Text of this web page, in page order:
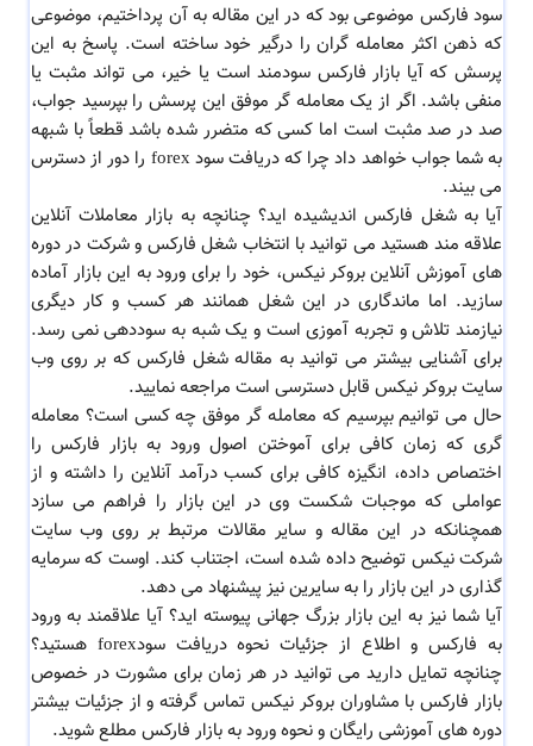
سود فارکس موضوعی بود که در این مقاله به آن پرداختیم، موضوعی
که ذهن اکثر معامله گران را درگیر خود ساخته است. پاسخ به این
پرسش که آیا بازار فارکس سودمند است یا خیر، می تواند مثبت یا
منفی باشد. اگر از یک معامله گر موفق این پرسش را بپرسید جواب،
صد در صد مثبت است اما کسی که متضرر شده باشد قطعاً با شبهه
به شما جواب خواهد داد چرا که دریافت سود forex را دور از دسترس
می بیند.
آیا به شغل فارکس اندیشیده اید؟ چنانچه به بازار معاملات آنلاین
علاقه مند هستید می توانید با انتخاب شغل فارکس و شرکت در دوره
های آموزش آنلاین بروکر نیکس، خود را برای ورود به این بازار آماده
سازید. اما ماندگاری در این شغل همانند هر کسب و کار دیگری
نیازمند تلاش و تجربه آموزی است و یک شبه به سوددهی نمی رسد.
برای آشنایی بیشتر می توانید به مقاله شغل فارکس که بر روی وب
سایت بروکر نیکس قابل دسترسی است مراجعه نمایید.
حال می توانیم بپرسیم که معامله گر موفق چه کسی است؟ معامله
گری که زمان کافی برای آموختن اصول ورود به بازار فارکس را
اختصاص داده، انگیزه کافی برای کسب درآمد آنلاین را داشته و از
عواملی که موجبات شکست وی در این بازار را فراهم می سازد
همچنانکه در این مقاله و سایر مقالات مرتبط بر روی وب سایت
شرکت نیکس توضیح داده شده است، اجتناب کند. اوست که سرمایه
گذاری در این بازار را به سایرین نیز پیشنهاد می دهد.
آیا شما نیز به این بازار بزرگ جهانی پیوسته اید؟ آیا علاقمند به ورود
به فارکس و اطلاع از جزئیات نحوه دریافت سودforex هستید؟
چنانچه تمایل دارید می توانید در هر زمان برای مشورت در خصوص
بازار فارکس با مشاوران بروکر نیکس تماس گرفته و از جزئیات بیشتر
دوره های آموزشی رایگان و نحوه ورود به بازار فارکس مطلع شوید.